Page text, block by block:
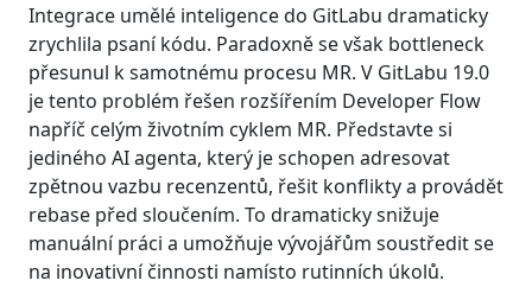
Integrace umělé inteligence do GitLabu dramaticky
zrychlila psaní kódu. Paradoxně se však bottleneck
přesunul k samotnému procesu MR. V GitLabu 19.0
je tento problém řešen rozšířením Developer Flow
napříč celým životním cyklem MR. Představte si
jediného AI agenta, který je schopen adresovat
zpětnou vazbu recenzentů, řešit konflikty a provádět
rebase před sloučením. To dramaticky snižuje
manuální práci a umožňuje vývojářům soustředit se
na inovativní činnosti namísto rutinních úkolů.